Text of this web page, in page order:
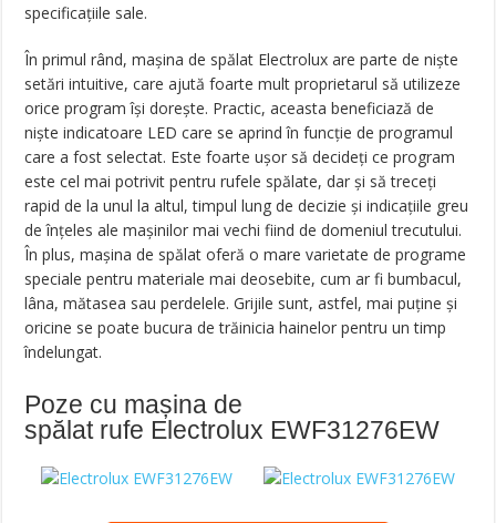
specificațiile sale.
În primul rând, maşina de spălat Electrolux are parte de nişte
setări intuitive, care ajută foarte mult proprietarul să utilizeze
orice program îşi doreşte. Practic, aceasta beneficiază de
nişte indicatoare LED care se aprind în funcţie de programul
care a fost selectat. Este foarte uşor să decideţi ce program
este cel mai potrivit pentru rufele spălate, dar şi să treceţi
rapid de la unul la altul, timpul lung de decizie şi indicaţiile greu
de înţeles ale maşinilor mai vechi fiind de domeniul trecutului.
În plus, maşina de spălat oferă o mare varietate de programe
speciale pentru materiale mai deosebite, cum ar fi bumbacul,
lâna, mătasea sau perdelele. Grijile sunt, astfel, mai puţine şi
oricine se poate bucura de trăinicia hainelor pentru un timp
îndelungat.
Poze cu mașina de
spălat rufe Electrolux EWF31276EW